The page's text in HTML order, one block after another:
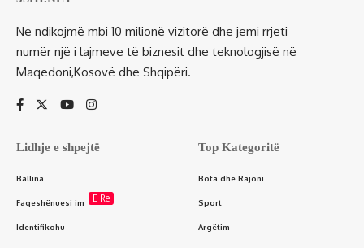
Ne ndikojmë mbi 10 milionë vizitorë dhe jemi rrjeti
numër një i lajmeve të biznesit dhe teknologjisë në
Maqedoni,Kosovë dhe Shqipëri.
Lidhje e shpejtë
Ballina
Faqeshënuesi im E Re
Identifikohu
Top Kategoritë
Bota dhe Rajoni
Sport
Argëtim